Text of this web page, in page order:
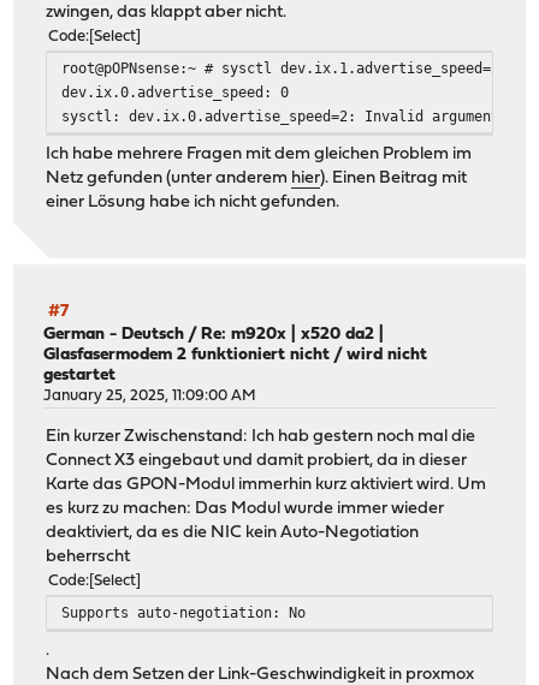
zwingen, das klappt aber nicht.
Code Select
root@pOPNsense:~ # sysctl dev.ix.1.advertise_speed=2
dev.ix.0.advertise_speed: 0
sysctl: dev.ix.0.advertise_speed=2: Invalid argument
Ich habe mehrere Fragen mit dem gleichen Problem im
Netz gefunden (unter anderem hier). Einen Beitrag mit
einer Lösung habe ich nicht gefunden.
#7
German - Deutsch / Re: m920x | x520 da2 |
Glasfasermodem 2 funktioniert nicht / wird nicht
gestartet
January 25, 2025, 11:09:00 AM
Ein kurzer Zwischenstand: Ich hab gestern noch mal die
Connect X3 eingebaut und damit probiert, da in dieser
Karte das GPON-Modul immerhin kurz aktiviert wird. Um
es kurz zu machen: Das Modul wurde immer wieder
deaktiviert, da es die NIC kein Auto-Negotiation
beherrscht
Code Select
Supports auto-negotiation: No
.
Nach dem Setzen der Link-Geschwindigkeit in proxmox